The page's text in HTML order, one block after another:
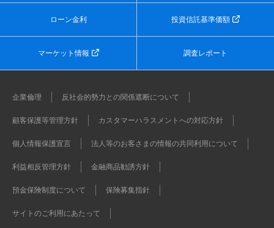
ローン金利 投資信託基準価額
マーケット情報 調査レポート
企業倫理 反社会的勢力との関係遮断について
顧客保護等管理方針 カスタマーハラスメントへの対応方針
個人情報保護宣言 法人等のお客さまの情報の共同利用について
利益相反管理方針 金融商品勧誘方針
預金保険制度について 保険募集指針
サイトのご利用にあたって